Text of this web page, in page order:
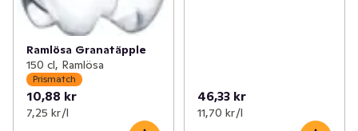
Ramlösa Granatäpple
150 cl, Ramlösa
Prismatch
10,88 kr
7,25 kr /l
46,33 kr
11,70 kr /l